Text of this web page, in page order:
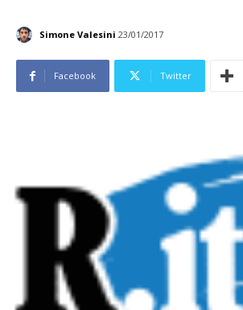
Simone Valesini 23/01/2017
Facebook Twitter